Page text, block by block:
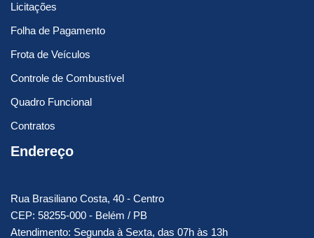
Licitações
Folha de Pagamento
Frota de Veículos
Controle de Combustível
Quadro Funcional
Contratos
Endereço
Rua Brasiliano Costa, 40 - Centro
CEP: 58255-000 - Belém / PB
Atendimento: Segunda à Sexta, das 07h às 13h